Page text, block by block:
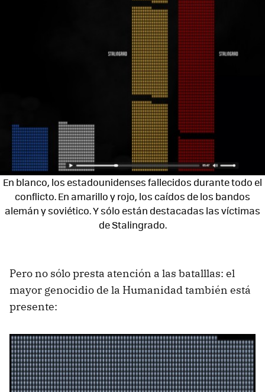
En blanco, los estadounidenses fallecidos durante todo el
conflicto. En amarillo y rojo, los caídos de los bandos
alemán y soviético. Y sólo están destacadas las víctimas
de Stalingrado.
Pero no sólo presta atención a las batalllas: el
mayor genocidio de la Humanidad también está
presente: